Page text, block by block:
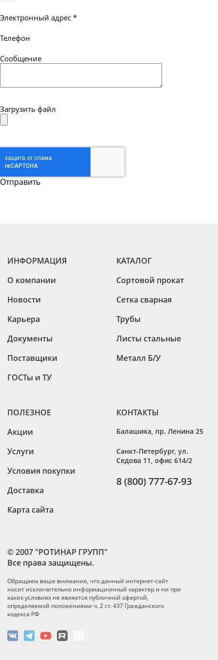
Электронный адрес *
Телефон
Сообщение
Загрузить файл
© 2007 "РОТИНАР ГРУПП"
Все права защищены.
Обращаем ваше внимание, что данный интернет-сайт
носит исключительно информационный характер и ни при
каких условиях не является публичной офертой,
определяемой положениями ч. 2 ст. 437 Гражданского
кодекса РФ
ИНФОРМАЦИЯ
О компании
Новости
Карьера
Документы
Поставщики
ГОСТы и ТУ
КАТАЛОГ
Сортовой прокат
Сетка сварная
Трубы
Листы стальные
Металл Б/У
ПОЛЕЗНОЕ
Акции
Услуги
Условия покупки
Доставка
Карта сайта
КОНТАКТЫ
Балашиха пр. Ленина 25
Санкт-Петербург, ул.
Седова 11, офис 614/2
8 (800) 777-67-93